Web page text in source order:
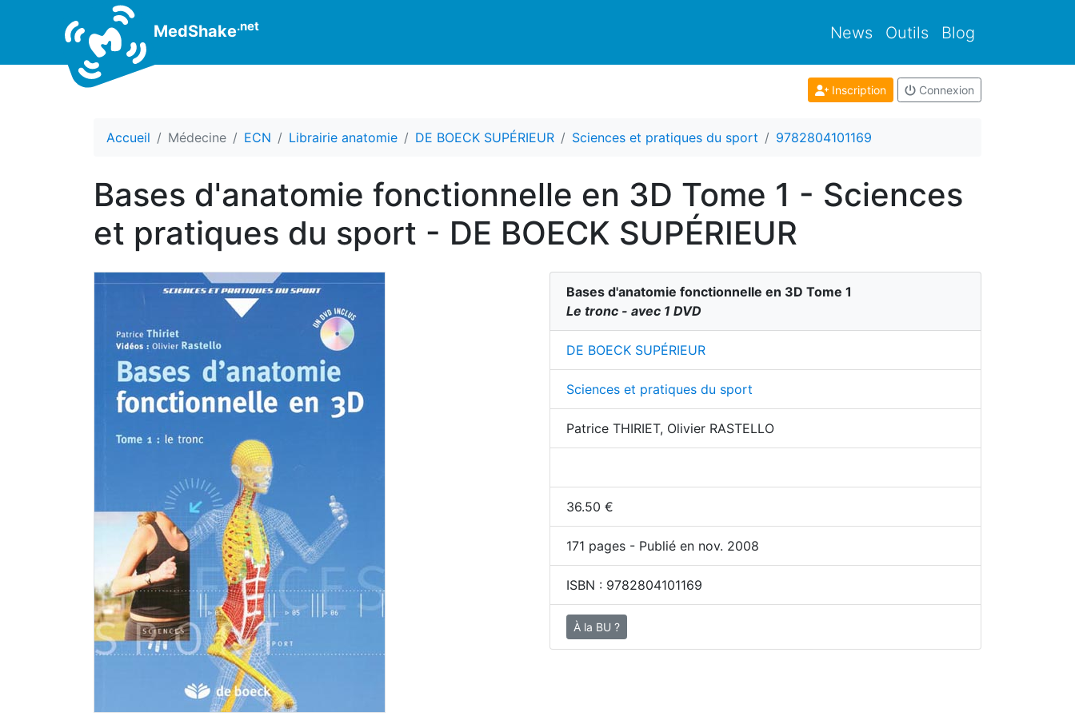
MedShake.net News Outils Blog
Inscription Connexion
Accueil Médecine ECN Librairie anatomie DE BOECK SUPÉRIEUR Sciences et pratiques du sport 9782804101169
Bases d'anatomie fonctionnelle en 3D Tome 1 - Sciences
et pratiques du sport - DE BOECK SUPÉRIEUR
Bases d'anatomie fonctionnelle en 3D Tome 1
Le tronc - avec 1 DVD
DE BOECK SUPÉRIEUR
Sciences et pratiques du sport
Patrice THIRIET, Olivier RASTELLO
36.50 €
171 pages - Publié en nov. 2008
ISBN : 9782804101169
À la BU ?